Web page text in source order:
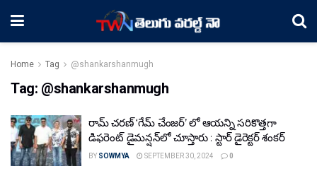
Home Tag @shankarshanmugh
Tag: @shankarshanmugh
రామ్ చ‌ర‌ణ్ ‘గేమ్ చేంజర్’ లో ఆయ‌న్ని స‌రికొత్త‌గా
డిఫ‌రెంట్ డైమ‌న్ష‌న్‌లో చూస్తారు : స్టార్ డైరెక్ట‌ర్ శంక‌ర్‌
BY SOWMYA SEPTEMBER 30, 2024 0